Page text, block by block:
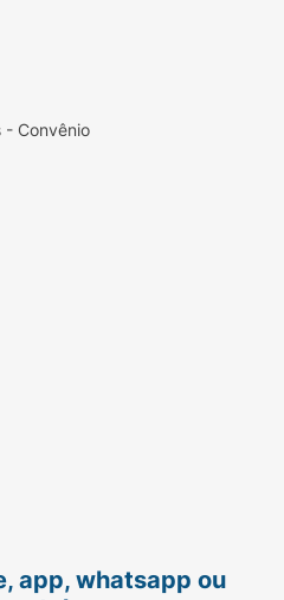
- Convênio
app, whatsapp ou